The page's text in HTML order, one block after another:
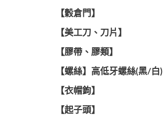
【穀倉門】
【美工刀、刀片】
【膠帶、膠類】
【螺絲】高低牙螺絲(黑/白)
【衣帽鉤】
【起子頭】